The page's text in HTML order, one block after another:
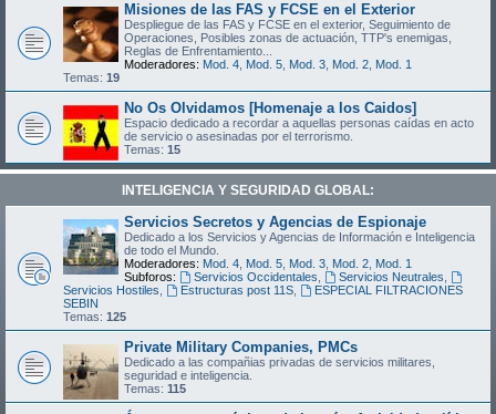
Misiones de las FAS y FCSE en el Exterior
Despliegue de las FAS y FCSE en el exterior, Seguimiento de
Operaciones, Posibles zonas de actuación, TTP's enemigas,
Reglas de Enfrentamiento...
Moderadores: Mod. 4 Mod. 5 Mod. 3 Mod. 2 Mod. 1
Temas: 19
No Os Olvidamos [Homenaje a los Caidos]
Espacio dedicado a recordar a aquellas personas caídas en acto
de servicio o asesinadas por el terrorismo.
Temas: 15
INTELIGENCIA Y SEGURIDAD GLOBAL:
Servicios Secretos y Agencias de Espionaje
Dedicado a los Servicios y Agencias de Información e Inteligencia
de todo el Mundo.
Moderadores: Mod. 4 Mod. 5 Mod. 3 Mod. 2 Mod. 1
Subforos:
Servicios Occidentales Servicios Neutrales
Servicios Hostiles
Estructuras post 11S,
ESPECIAL FILTRACIONES
SEBIN
Temas: 125
Private Military Companies, PMCs
Dedicado a las compañias privadas de servicios militares,
seguridad e inteligencia.
Temas: 115